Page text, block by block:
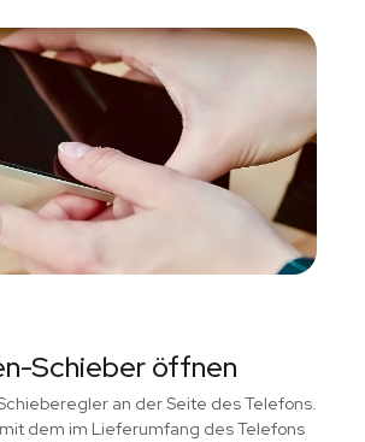
Schieber öffnen
an der Seite des Telefons.
dem im Lieferumfang des Telefons